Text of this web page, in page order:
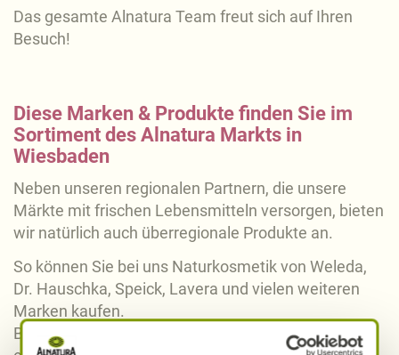
Das gesamte Alnatura Team freut sich auf Ihren
Besuch!
Diese Marken & Produkte finden Sie im
Sortiment des Alnatura Markts in
Wiesbaden
Neben unseren regionalen Partnern, die unsere
Märkte mit frischen Lebensmitteln versorgen, bieten
wir natürlich auch überregionale Produkte an.
So können Sie bei uns Naturkosmetik von Weleda,
Dr. Hauschka, Speick, Lavera und vielen weiteren
Marken kaufen.
Brauchen Sie noch etwas zum Abschmecken für